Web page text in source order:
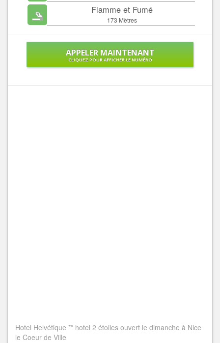
Flamme et Fumé
173 Mètres
APPELER MAINTENANT
CLIQUEZ POUR AFFICHER LE NUMÉRO
Hotel Helvétique ** hotel 2 étoiles ouvert le dimanche à Nice
le Coeur de Ville